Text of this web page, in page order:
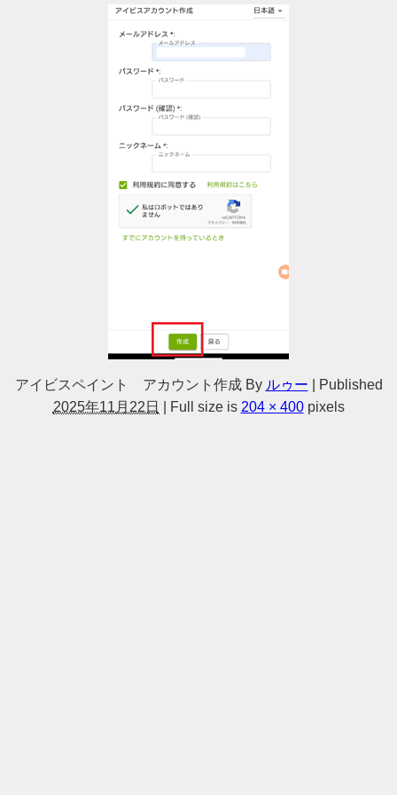
アイビスペイント アカウント作成 By ルゥー
Published
2025年11月22日
Full size is 204 × 400pixels